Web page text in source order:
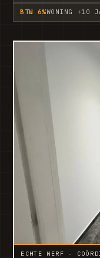
BTW 6%WONING +10
ECHTE WERF ·